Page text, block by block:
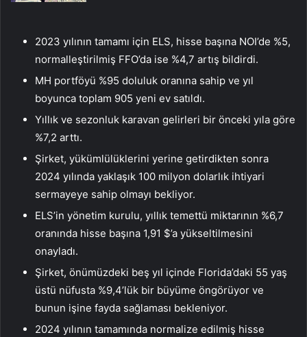
2023 yılının tamamı için ELS, hisse başına NOI’de %5,
normalleştirilmiş FFO’da ise %4,7 artış bildirdi.
MH portföyü %95 doluluk oranına sahip ve yıl
boyunca toplam 905 yeni ev satıldı.
Yıllık ve sezonluk karavan gelirleri bir önceki yıla göre
%7,2 arttı.
Şirket, yükümlülüklerini yerine getirdikten sonra
2024 yılında yaklaşık 100 milyon dolarlık ihtiyari
sermayeye sahip olmayı bekliyor.
ELS’in yönetim kurulu, yıllık temettü miktarının %6,7
oranında hisse başına 1,91 $’a yükseltilmesini
onayladı.
Şirket, önümüzdeki beş yıl içinde Florida’daki 55 yaş
üstü nüfusta %9,4’lük bir büyüme öngörüyor ve
bunun işine fayda sağlaması bekleniyor.
2024 yılının tamamında normalize edilmiş hisse